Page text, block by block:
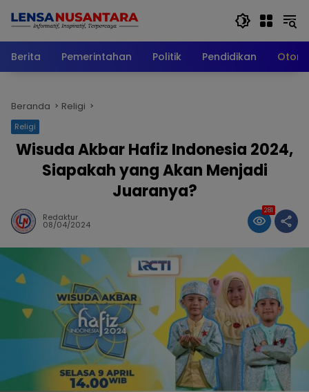
Berita
Pemerintahan Politik Pendidikan
Beranda Religi
Religi
Wisuda Akbar Hafiz Indonesia 2024,
Siapakah yang Akan Menjadi
Juaranya?
Redaktur
08/04/2024
281